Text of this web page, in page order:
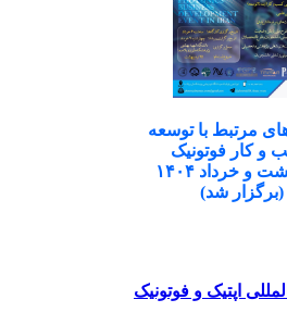
مرتبط با توسعه
کار فوتونیک
و خرداد ۱۴۰۴
(برگزار شد)
اپتیک و فوتونیک